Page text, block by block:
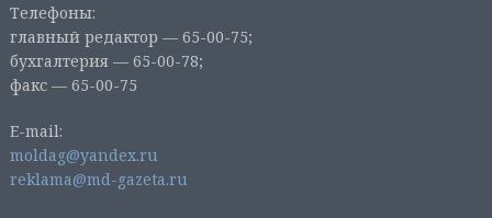
Телефоны:
главный редактор — 65-00-75;
бухгалтерия — 65-00-78;
факс — 65-00-75
E-mail:
moldag@yandex.ru
reklama@md-gazeta.ru